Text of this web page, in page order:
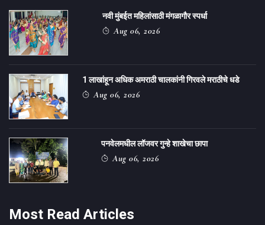
नवी मुंबईत महिलांसाठी मंगळागौर स्पर्धा
Aug 06, 2026
1 लाखांहून अधिक अमराठी चालकांनी गिरवले मराठीचे धडे
Aug 06, 2026
पनवेलमधील लॉजवर गुन्हे शाखेचा छापा
Aug 06, 2026
Most Read Articles